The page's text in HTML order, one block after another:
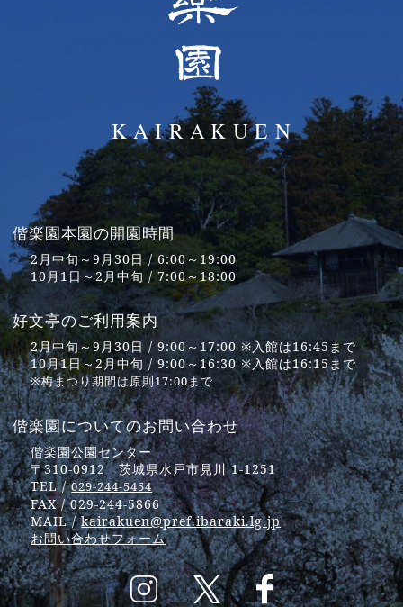
偕楽園本園の開園時間
2月中旬～9月30日 / 6:00～19:00
10月1日～2月中旬 / 7:00～18:00
好文亭のご利用案内
2月中旬～9月30日 / 9:00～17:00 ※入館は16:45まで
10月1日～2月中旬 / 9:00～16:30 ※入館は16:15まで
※梅まつり期間は原則17:00まで
偕楽園についてのお問い合わせ
偕楽園公園センター
〒310-0912 茨城県水戸市見川 1-1251
TEL /029-244-5454
FAX / 029-244-5866
MAIL /kairakuen@pref.ibaraki.lg.jp
お問い合わせフォーム